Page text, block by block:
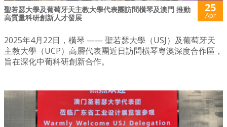
聖若瑟大學及葡萄牙天主教大學代表團訪問橫琴及澳門 推動
高質量科研創新人才發展
25
Apr
2025年4月22日，橫琴 —— 聖若瑟大學（USJ）及葡萄牙天
主教大學（UCP）高層代表團近日訪問橫琴粵澳深度合作區，
旨在深化中葡科研創新合作。